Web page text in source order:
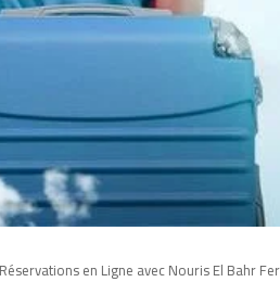
en Ligne avec Nouris El Bahr